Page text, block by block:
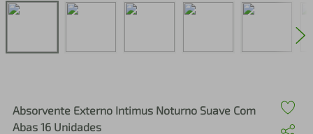
Absorvente Externo Intimus Noturno Suave Com
Abas 16 Unidades
perfume